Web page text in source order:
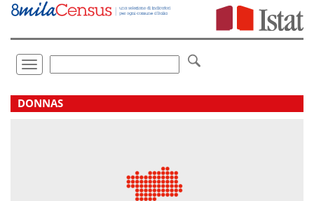
Vai
direttamente
Toggle
navigation
.
DONNAS